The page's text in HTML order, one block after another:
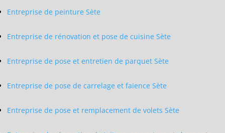
Entreprise de peinture Sète
Entreprise de rénovation et pose de cuisine Sète
Entreprise de pose et entretien de parquet Sète
Entreprise de pose de carrelage et faience Sète
Entreprise de pose et remplacement de volets Sète